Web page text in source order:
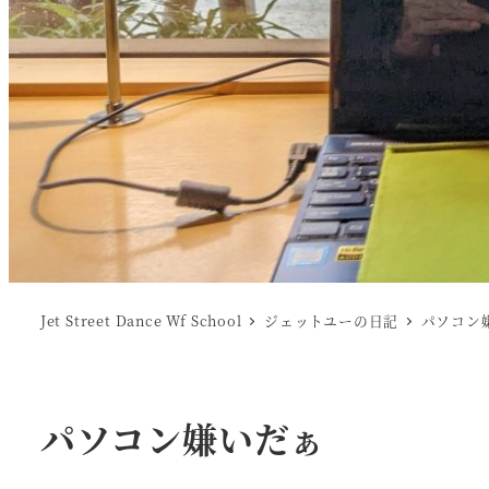
Jet Street Dance Wf School ジェットユーの日記 パソコン
パソコン嫌いだぁ